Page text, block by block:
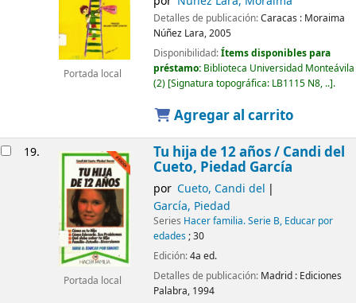
Portada local
Detalles de publicación:Caracas : Moraima
Núñez Lara,2005
Disponibilidad:Ítems disponibles para
préstamo: Biblioteca Universidad Monteávila
(2) Signatura topográfica: LB1115 N8, .. .
Agregar al carrito
19.
Portada local
Tu hija de 12 años / Candi del
Cueto, Piedad García
por Cueto, Candi del
García, Piedad
Series Hacer familia. Serie B, Educar por
edades; 30
Edición:4a ed.
Detalles de publicación: Madrid : Ediciones
Palabra, 1994